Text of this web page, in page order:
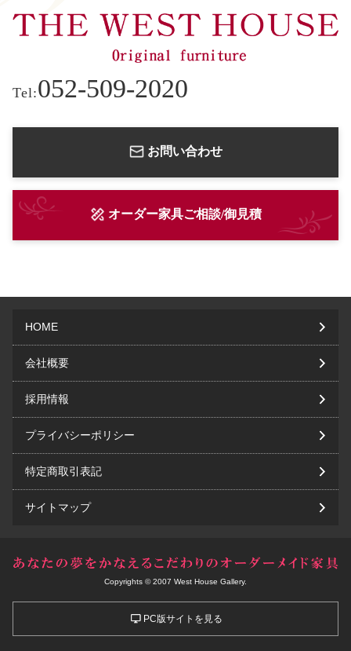
Tel:052-509-2020
お問い合わせ
オーダー家具ご相談/御見積
HOME
会社概要
採用情報
プライバシーポリシー
特定商取引表記
サイトマップ
Copyrights © 2007 West House Gallery.
PC版サイトを見る